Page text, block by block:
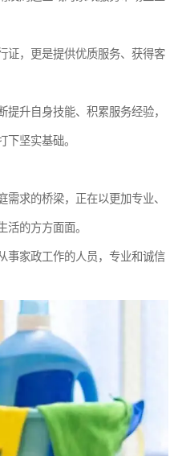
证，更是提供优质服务、获得客
升自身技能、积累服务经验，
坚实基础。
求的桥梁，正在以更加专业、
的方方面面。
事家政工作的人员，专业和诚信